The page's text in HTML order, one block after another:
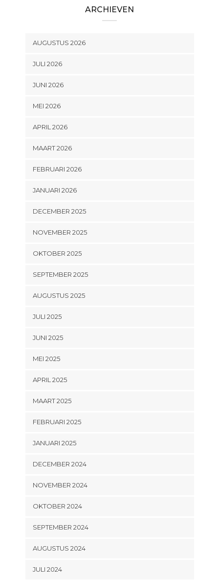
ARCHIEVEN
AUGUSTUS 2026
JULI 2026
JUNI 2026
MEI 2026
APRIL 2026
MAART 2026
FEBRUARI 2026
JANUARI 2026
DECEMBER 2025
NOVEMBER 2025
OKTOBER 2025
SEPTEMBER 2025
AUGUSTUS 2025
JULI 2025
JUNI 2025
MEI 2025
APRIL 2025
MAART 2025
FEBRUARI 2025
JANUARI 2025
DECEMBER 2024
NOVEMBER 2024
OKTOBER 2024
SEPTEMBER 2024
AUGUSTUS 2024
JULI 2024